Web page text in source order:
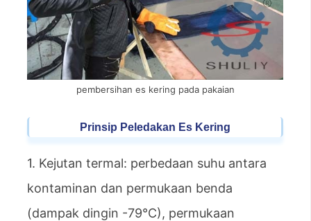
pembersihan es kering pada pakaian
Prinsip Peledakan Es Kering
1. Kejutan termal: perbedaan suhu antara
kontaminan dan permukaan benda
(dampak dingin -79°C), permukaan